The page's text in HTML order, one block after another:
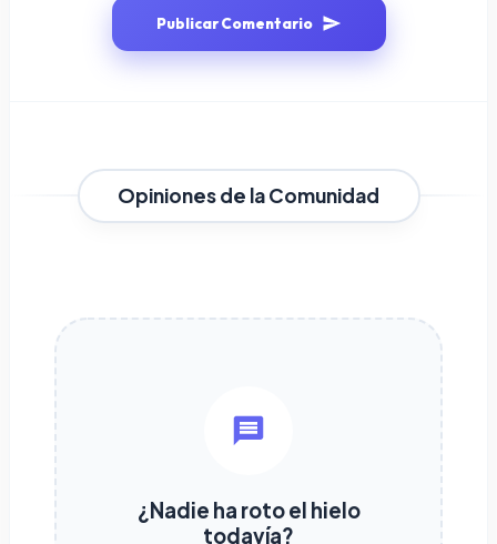
Publicar Comentario
Opiniones de la Comunidad
¿Nadie ha roto el hielo
todavía?